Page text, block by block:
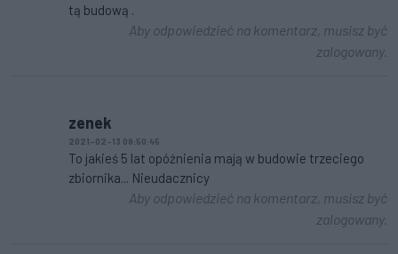
tą budową .
Aby odpowiedzieć na komentarz, musisz być
zalogowany.
zenek
2021-02-13 08:50:45
To jakieś 5 lat opóźnienia mają w budowie trzeciego
zbiornika... Nieudacznicy
Aby odpowiedzieć na komentarz, musisz być
zalogowany.